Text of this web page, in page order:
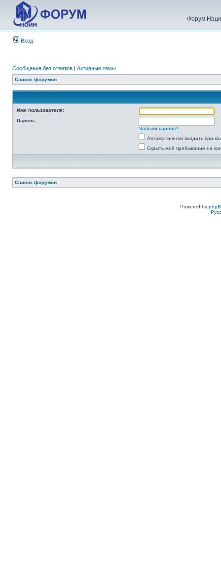
Форум
Вход
Сообщения без ответов | Активные темы
Список форумов
Имя пользователя:
Пароль:
Забыли пароль?
Автоматически входить при
Скрыть моё пребывание на
Список форумов
Powered by